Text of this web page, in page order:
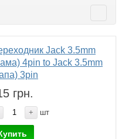
Jack 3.5mm
4pin to Jack 3.5mm
3pin
грн.
+ шт